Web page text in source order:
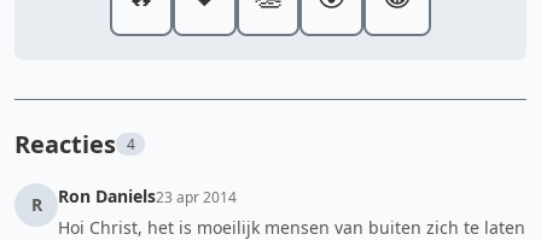
Reacties 4
R Ron Daniels23 apr 2014
Hoi Christ, het is moeilijk mensen van buiten zich te laten